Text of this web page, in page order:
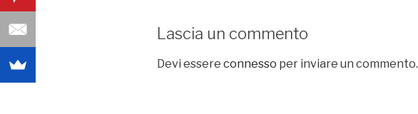
Lascia un commento
Devi essere connesso per inviare un commento.